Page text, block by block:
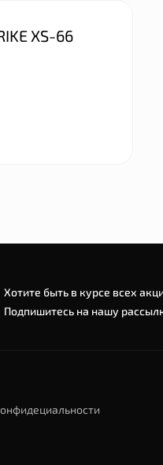
XS-66
Хотите быть в курсе всех
Подпишитесь на нашу